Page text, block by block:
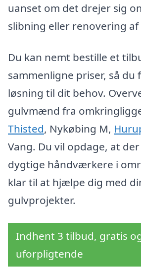
uanset om det drejer sig
slibning eller renovering af
Du kan nemt bestille et
sammenligne priser, så du
løsning til dit behov.
gulvmænd fra
Thisted, Nykøbing M,
Vang. Du vil opdage, at
dygtige håndværkere i
klar til at hjælpe dig med
gulvprojekter.
Indhent 3 tilbud, gratis
uforpligtende